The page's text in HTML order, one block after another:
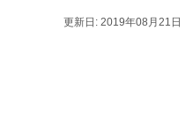
更新日: 2019年08月21日